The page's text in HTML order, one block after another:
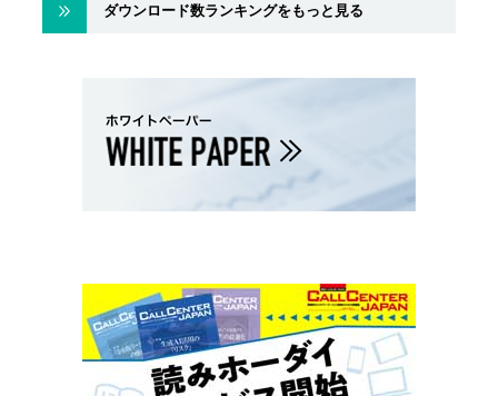
ダウンロード数ランキングをもっと見る